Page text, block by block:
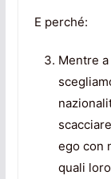
E perché:
Mentre
ego con
quali